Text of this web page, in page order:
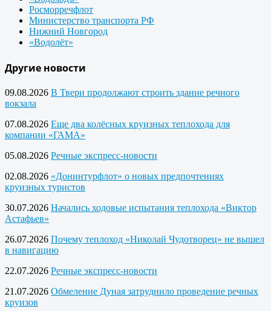
Росморречфлот
Министерство транспорта РФ
Нижний Новгород
«Водолёт»
Другие новости
09.08.2026 В Твери продолжают строить здание речного
вокзала
07.08.2026 Еще два колёсных круизных теплохода для
компании «ГАМА»
05.08.2026 Речные экспресс-новости
02.08.2026 «Донинтурфлот» о новых предпочтениях
круизных туристов
30.07.2026 Начались ходовые испытания теплохода «Виктор
Астафьев»
26.07.2026 Почему теплоход «Николай Чудотворец» не вышел
в навигацию
22.07.2026 Речные экспресс-новости
21.07.2026 Обмеление Дуная затруднило проведение речных
круизов